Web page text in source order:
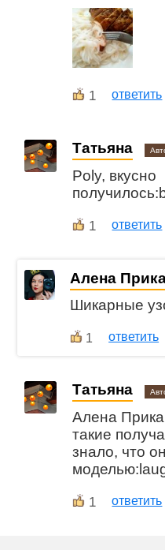
1 ответить
Татьяна
Poly, вкусно
1 ответить
Алена
Шикарные
1 ответить
Татьяна
Алена
такие
знало, что
1 ответить